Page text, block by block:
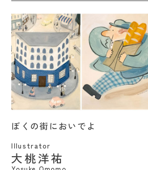
ぼくの街においでよ
Illustrator
大桃洋祐